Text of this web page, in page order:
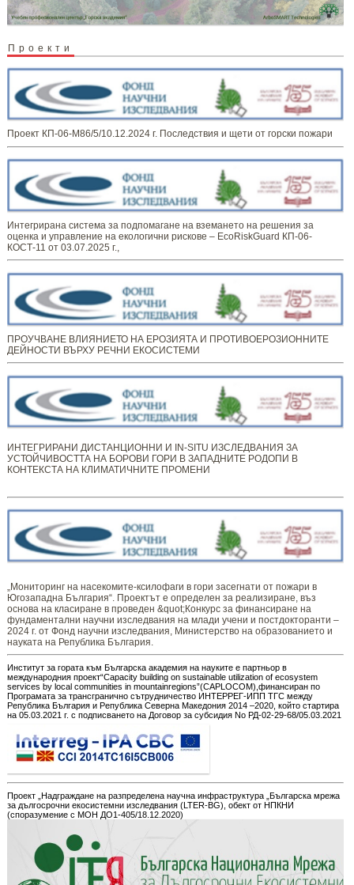
Проекти
Проект КП-06-М86/5/10.12.2024 г. Последствия и щети от горски пожари
Интегрирана система за подпомагане на вземането на решения за
оценка и управление на екологични рискове – EcoRiskGuard КП-06-
КОСТ-11 от 03.07.2025 г.,
ПРОУЧВАНЕ ВЛИЯНИЕТО НА ЕРОЗИЯТА И ПРОТИВОЕРОЗИОННИТЕ
ДЕЙНОСТИ ВЪРХУ РЕЧНИ ЕКОСИСТЕМИ
ИНТЕГРИРАНИ ДИСТАНЦИОННИ И IN-SITU ИЗСЛЕДВАНИЯ ЗА
УСТОЙЧИВОСТТА НА БОРОВИ ГОРИ В ЗАПАДНИТЕ РОДОПИ В
КОНТЕКСТА НА КЛИМАТИЧНИТЕ ПРОМЕНИ
„Мониторинг ​​​на ​​насекомите-ксилофаги в гори засегнати от пожари в
Югозападна България“. Проектът е определен за реализиране, въз
основа на класиране в проведен &quot;Конкурс за финансиране на
фундаментални научни изследвания на млади учени и постдокторанти –
2024 г. от Фонд научни изследвания, Министерство на образованието и
науката на Република България.
Институт за гората към Българска академия на науките е партньор в
международния проект“Capacity building on sustainable utilization of ecosystem
services by local communities in mountainregions”(CAPLOCOM),финансиран по
Програмата за трансгранично сътрудничество ИНТЕРРЕГ-ИПП ТГС между
Република България и Република Северна Македония 2014 –2020, който стартира
на 05.03.2021 г. с подписването на Договор за субсидия No РД-02-29-68/05.03.2021
Проект „Надграждане на разпределена научна инфраструктура „Българска мрежа
за дългосрочни екосистемни изследвания (LTER-BG), обект от НПКНИ
(споразумение с МОН ДО1-405/18.12.2020)